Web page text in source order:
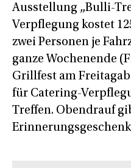
Ausstellung „Bulli-
Verpflegung kostet
zwei Personen je
ganze Wochenende
Grillfest am
für Catering-
Treffen. Obendrauf